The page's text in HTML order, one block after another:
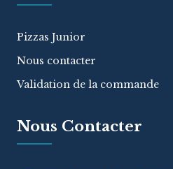
Pizzas Junior
Nous contacter
Validation de la commande
Nous Contacter